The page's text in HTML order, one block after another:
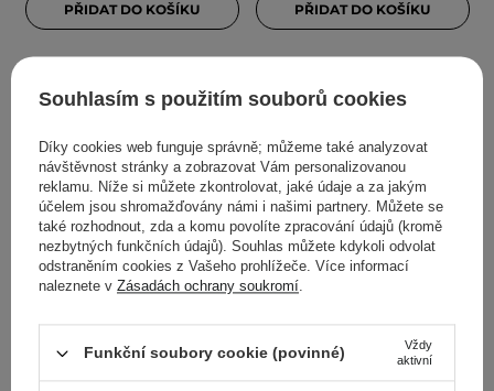
PŘIDAT DO KOŠÍKU PŘIDAT DO KOŠÍKU
AKCE BESTSELLER
Aestura - Atobarrier 365
Cream - Hydratační krém
s ceramidy a
BESTSELLER
Anua - Heartleaf
Quercetinol Pore Deep
Cleansing Foam -
Souhlasím s použitím souborů cookies
Díky cookies web funguje správně; můžeme také analyzovat
návštěvnost stránky a zobrazovat Vám personalizovanou
reklamu. Níže si můžete zkontrolovat, jaké údaje a za jakým
účelem jsou shromažďovány námi i našimi partnery. Můžete se
také rozhodnout, zda a komu povolíte zpracování údajů (kromě
nezbytných funkčních údajů). Souhlas můžete kdykoli odvolat
odstraněním cookies z Vašeho prohlížeče. Více informací
naleznete v Zásadách ochrany soukromí.
Funkční soubory cookie (povinné)
Vždy
aktivní